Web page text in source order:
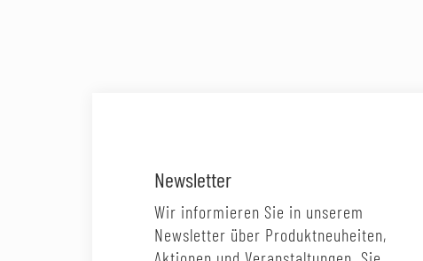
Newsletter
Wir informieren Sie in unserem
Newsletter über Produktneuheiten,